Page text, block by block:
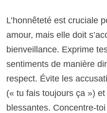
L’honnêteté est cruciale
amour, mais elle doit
bienveillance. Exprime
sentiments de manière
respect. Évite les
(« tu fais toujours ça »)
blessantes. Concentre-